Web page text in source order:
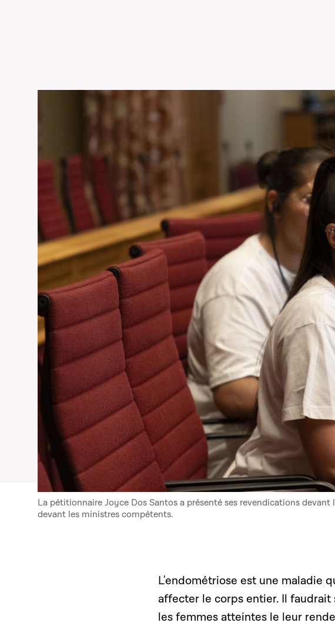
La pétitionnaire Joyce Dos Santos a présenté ses revendications
devant les ministres compétents.
L'endométriose est une maladie
affecter le corps entier. Il
les femmes atteintes le leur